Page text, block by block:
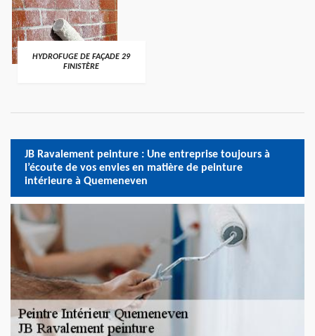
HYDROFUGE DE FAÇADE 29
FINISTÈRE
JB Ravalement peinture : Une entreprise toujours à
l’écoute de vos envies en matière de peinture
intérieure à Quemeneven